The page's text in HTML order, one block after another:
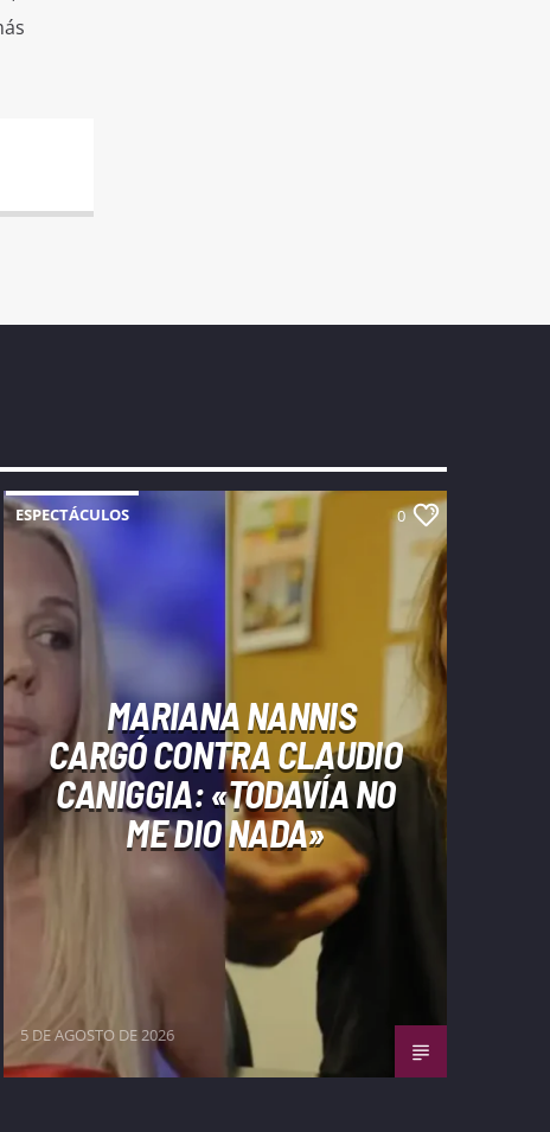
ESPECTÁCULOS 0
MARIANA NANNIS
CARGÓ CONTRA CLAUDIO
CANIGGIA: «TODAVÍA NO
ME DIO NADA»
5 DE AGOSTO DE 2026